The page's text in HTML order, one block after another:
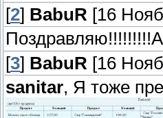
[2] BabuR [16
[3] BabuR [16
sanitar, Я тоже